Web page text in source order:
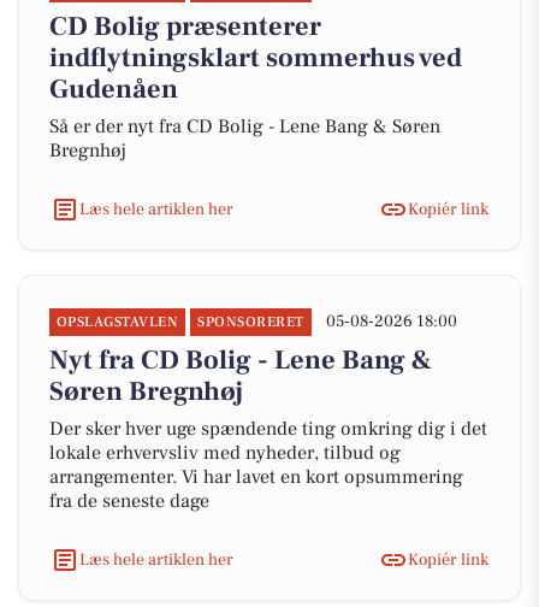
CD Bolig præsenterer
indflytningsklart sommerhus ved
Gudenåen
Så er der nyt fra CD Bolig - Lene Bang & Søren
Bregnhøj
Læs hele artiklen her Kopiér link
OPSLAGSTAVLEN SPONSORERET 05-08-2026 18:00
Nyt fra CD Bolig - Lene Bang &
Søren Bregnhøj
Der sker hver uge spændende ting omkring dig i det
lokale erhvervsliv med nyheder, tilbud og
arrangementer. Vi har lavet en kort opsummering
fra de seneste dage
Læs hele artiklen her Kopiér link